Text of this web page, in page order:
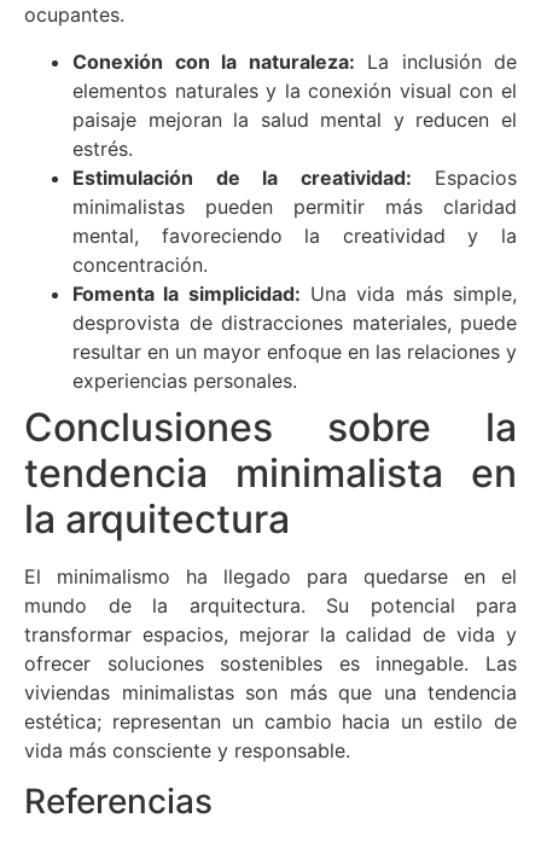
ocupantes.
Conexión con la naturaleza: La inclusión de
elementos naturales y la conexión visual con el
paisaje mejoran la salud mental y reducen el
estrés.
Estimulación de la creatividad: Espacios
minimalistas pueden permitir más claridad
mental, favoreciendo la creatividad y la
concentración.
Fomenta la simplicidad: Una vida más simple,
desprovista de distracciones materiales, puede
resultar en un mayor enfoque en las relaciones y
experiencias personales.
Conclusiones sobre la
tendencia minimalista en
la arquitectura
El minimalismo ha llegado para quedarse en el
mundo de la arquitectura. Su potencial para
transformar espacios, mejorar la calidad de vida y
ofrecer soluciones sostenibles es innegable. Las
viviendas minimalistas son más que una tendencia
estética; representan un cambio hacia un estilo de
vida más consciente y responsable.
Referencias